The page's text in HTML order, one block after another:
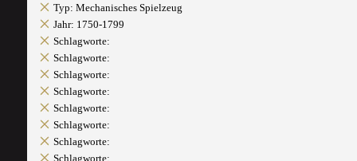
Typ: Mechanisches Spielzeug
Jahr: 1750-1799
Schlagworte:
Schlagworte:
Schlagworte:
Schlagworte:
Schlagworte:
Schlagworte:
Schlagworte:
Schlagworte: